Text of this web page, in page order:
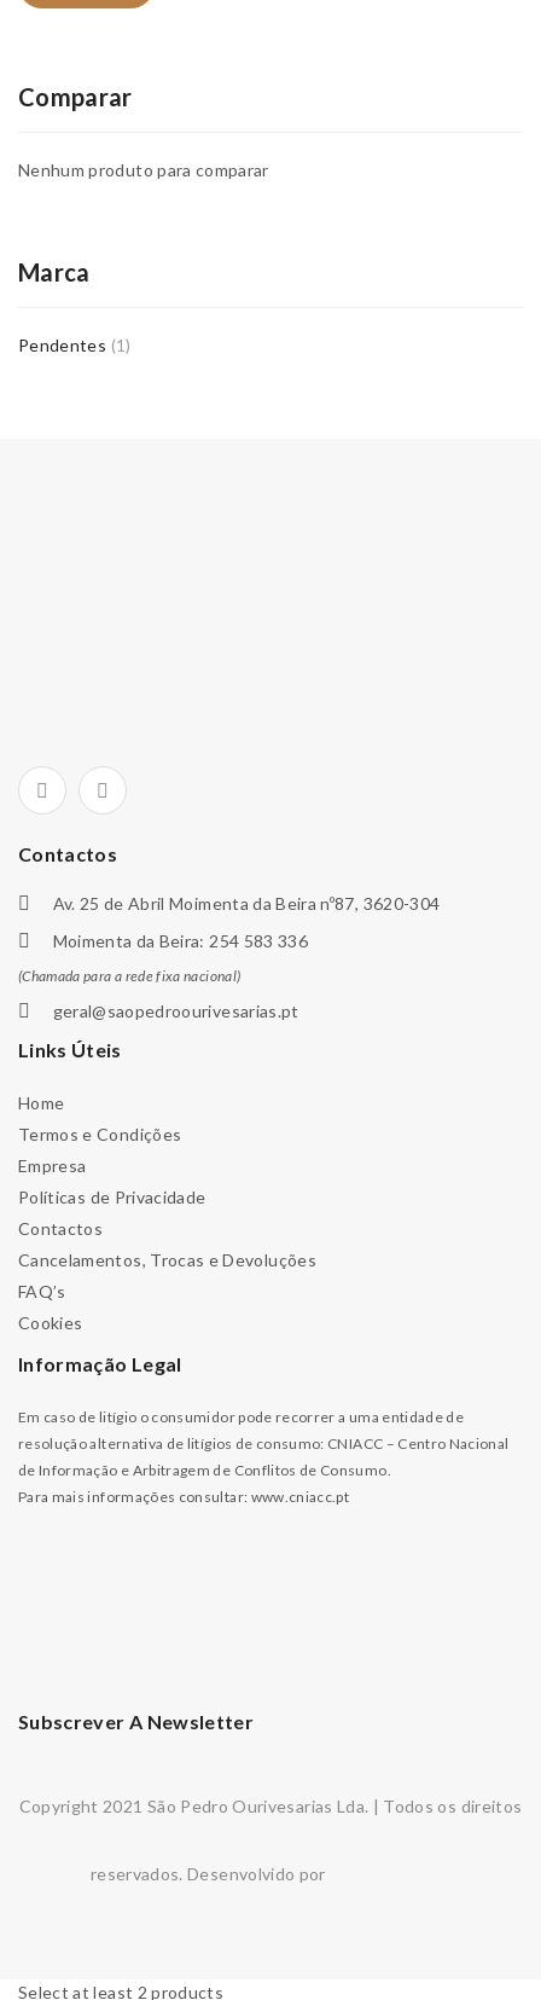
Comparar
Nenhum produto para comparar
Marca
Pendentes (1)
Contactos
Av. 25 de Abril Moimenta da Beira nº87, 3620-304
Moimenta da Beira: 254 583 336
(Chamada para a rede fixa nacional)
geral@saopedroourivesarias.pt
Links Úteis
Home
Termos e Condições
Empresa
Políticas de Privacidade
Contactos
Cancelamentos, Trocas e Devoluções
FAQ’s
Cookies
Informação Legal
Em caso de litígio o consumidor pode recorrer a uma entidade de
resolução alternativa de litígios de consumo: CNIACC – Centro Nacional
de Informação e Arbitragem de Conflitos de Consumo.
Para mais informações consultar: www.cniacc.pt
Subscrever A Newsletter
Copyright 2021 São Pedro Ourivesarias Lda. | Todos os direitos
reservados. Desenvolvido por
Select at least 2 products